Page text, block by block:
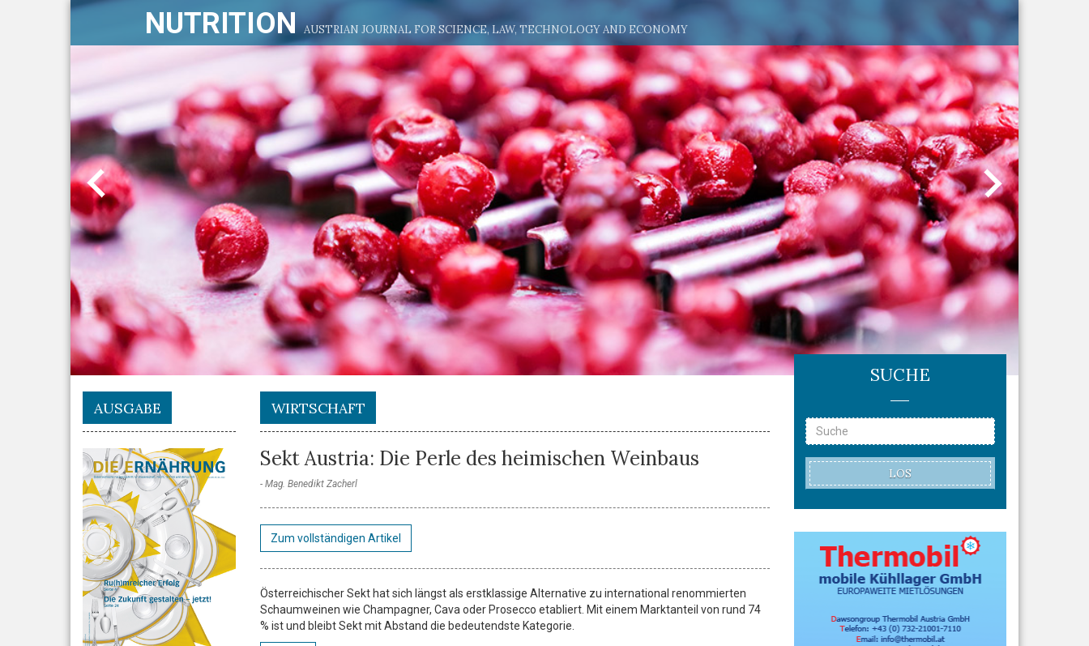
NUTRITIONAUSTRIAN JOURNAL FOR SCIENCE, LAW, TECHNOLOGY AND ECONOMY
AUSGABE WIRTSCHAFT
Sekt Austria: Die Perle des heimischen Weinbaus
Mag. Benedikt Zacherl
Zum vollständigen Artikel
Österreichischer Sekt hat sich längst als erstklassige Alternative zu international renommierten
Schaumweinen wie Champagner, Cava oder Prosecco etabliert. Mit einem Marktanteil von rund 74
% ist und bleibt Sekt mit Abstand die bedeutendste Kategorie.
SUCHE
LOS